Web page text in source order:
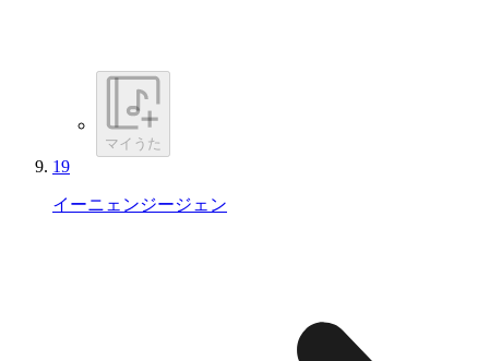
マイうた
19
イーニェンジージェン